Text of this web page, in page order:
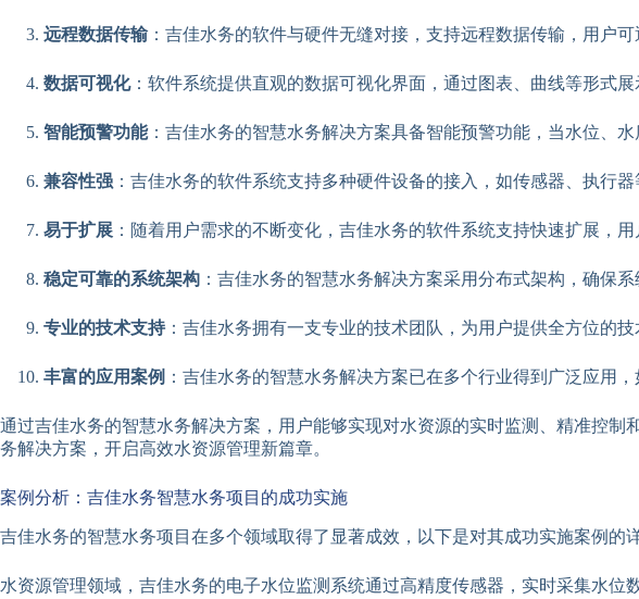
远程数据传输：吉佳水务的软件与硬件无缝对接，支持远程数据传输，用户
数据可视化：软件系统提供直观的数据可视化界面，通过图表、曲线等形式
智能预警功能：吉佳水务的智慧水务解决方案具备智能预警功能，当水位、
兼容性强 ：吉佳水务的软件系统支持多种硬件设备的接入，如传感器、执行
易于扩展 ：随着用户需求的不断变化，吉佳水务的软件系统支持快速扩展，
稳定可靠的系统架构 ：吉佳水务的智慧水务解决方案采用分布式架构，确保
专业的技术支持：吉佳水务拥有一支专业的技术团队，为用户提供全方位的
丰富的应用案例 ：吉佳水务的智慧水务解决方案已在多个行业得到广泛应用
通过吉佳水务的智慧水务解决方案，用户能够实现对水资源的实时监测、精准控
务解决方案，开启高效水资源管理新篇章。
案例分析：吉佳水务智慧水务项目的成功实施
吉佳水务的智慧水务项目在多个领域取得了显著成效，以下是对其成功实施案例的
水资源管理领域，吉佳水务的电子水位监测系统通过高精度传感器，实时采集水位